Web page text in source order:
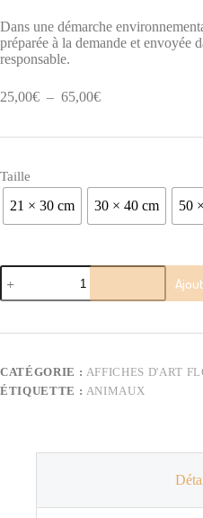
Dans une démarche
préparée à la demande et envoyée
responsable.
25,00€ – 65,00€Plage
Taille
21 × 30 cm 30 × 40 cm 50
quantité
de
Équilibre
Poster
CATÉGORIE : AFFICHES D'ART
ÉTIQUETTE : ANIMAUX